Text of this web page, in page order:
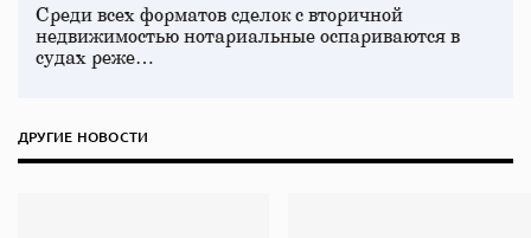
Среди всех форматов сделок с вторичной
недвижимостью нотариальные оспариваются в
судах реже…
ДРУГИЕ НОВОСТИ